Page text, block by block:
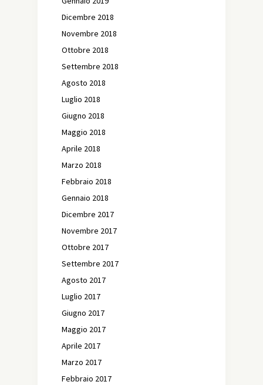
Dicembre 2018
Novembre 2018
Ottobre 2018
Settembre 2018
Agosto 2018
Luglio 2018
Giugno 2018
Maggio 2018
Aprile 2018
Marzo 2018
Febbraio 2018
Gennaio 2018
Dicembre 2017
Novembre 2017
Ottobre 2017
Settembre 2017
Agosto 2017
Luglio 2017
Giugno 2017
Maggio 2017
Aprile 2017
Marzo 2017
Febbraio 2017